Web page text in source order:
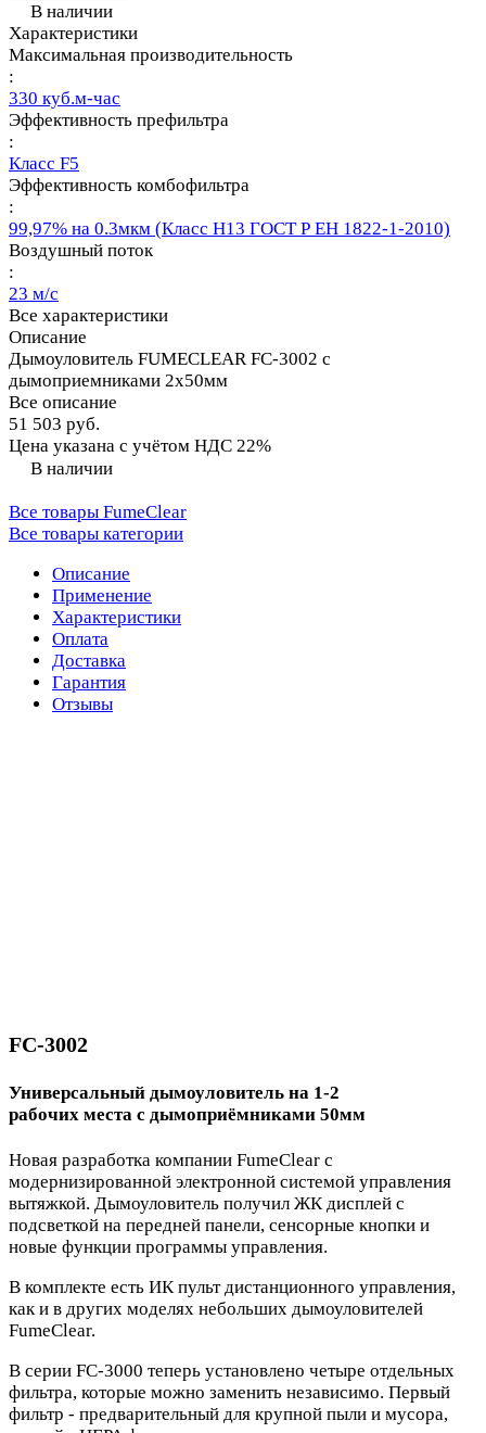
В наличии
Характеристики
Максимальная производительность
:
330 куб.м-час
Эффективность префильтра
:
Класс F5
Эффективность комбофильтра
:
99,97% на 0.3мкм (Класс Н13 ГОСТ Р ЕН 1822-1-2010)
Воздушный поток
:
23 м/с
Все характеристики
Описание
Дымоуловитель FUMECLEAR FC-3002 с
дымоприемниками 2х50мм
Все описание
51 503 руб.
Цена указана с учётом НДС 22%
В наличии
Все товары FumeClear
Все товары категории
Описание
Применение
Характеристики
Оплата
Доставка
Гарантия
Отзывы
FC-3002
Универсальный дымоуловитель на 1-2
рабочих места с дымоприёмниками 50мм
Новая разработка компании FumeClear с
модернизированной электронной системой управления
вытяжкой. Дымоуловитель получил ЖК дисплей с
подсветкой на передней панели, сенсорные кнопки и
новые функции программы управления.
В комплекте есть ИК пульт дистанционного управления,
как и в других моделях небольших дымоуловителей
FumeClear.
В серии FC-3000 теперь установлено четыре отдельных
фильтра, которые можно заменить независимо. Первый
фильтр - предварительный для крупной пыли и мусора,